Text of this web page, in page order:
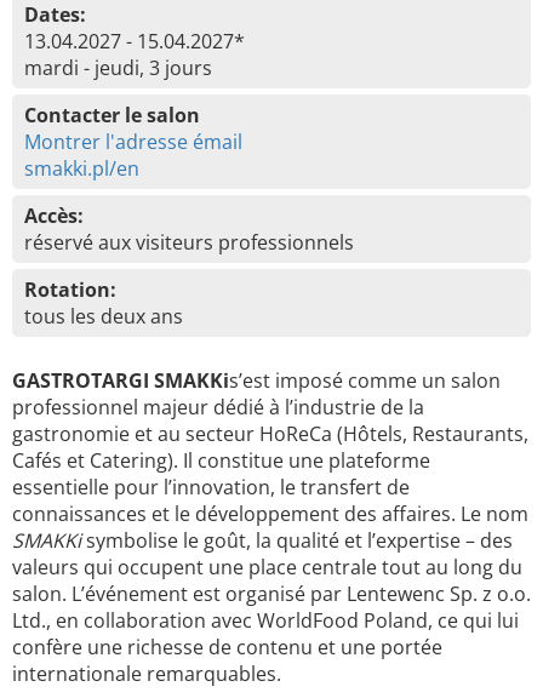
Dates:
13.04.2027 - 15.04.2027*
mardi - jeudi, 3 jours
Contacter le salon
Montrer l'adresse émail
smakki.pl/en
Accès:
réservé aux visiteurs professionnels
Rotation:
tous les deux ans
GASTROTARGI SMAKKis’est imposé comme un salon
professionnel majeur dédié à l’industrie de la
gastronomie et au secteur HoReCa (Hôtels, Restaurants,
Cafés et Catering). Il constitue une plateforme
essentielle pour l’innovation, le transfert de
connaissances et le développement des affaires. Le nom
SMAKKisymbolise le goût, la qualité et l’expertise – des
valeurs qui occupent une place centrale tout au long du
salon. L’événement est organisé par Lentewenc Sp. z o.o.
Ltd., en collaboration avec WorldFood Poland, ce qui lui
confère une richesse de contenu et une portée
internationale remarquables.